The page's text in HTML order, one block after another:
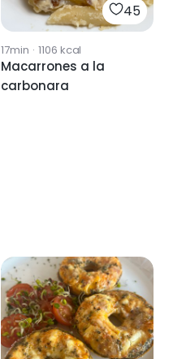
45
17min · 1106 kcal
Macarrones a la
carbonara